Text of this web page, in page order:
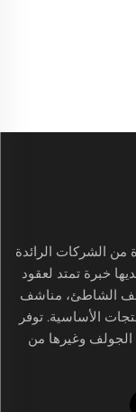
الشركات الرائدة
خبرة تمتد لعقود
الشاطئ، مناشف
الأساسية. توفر
الجولف وغيرها من